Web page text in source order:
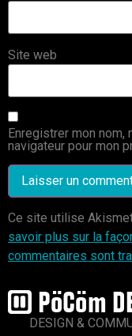
Site web
Enregistrer mon
navigateur pour mon
Ce site utilise
savoir plus sur la
commentaires sont
DESIGN &